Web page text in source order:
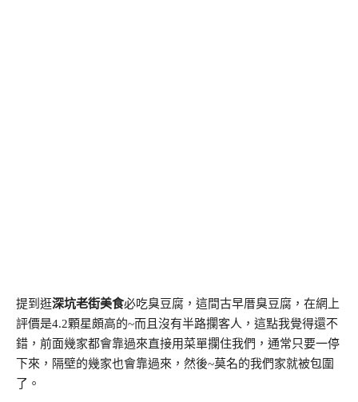
提到逛深坑老街美食必吃臭豆腐，這間古早厝臭豆腐，在網上
評價是4.2顆星頗高的~而且沒有半路攔客人，這點我覺得還不
錯，前面幾家都會靠過來直接用菜單攔住我們，通常只要一停
下來，隔壁的幾家也會靠過來，然後~莫名的我們家就被包圍
了。